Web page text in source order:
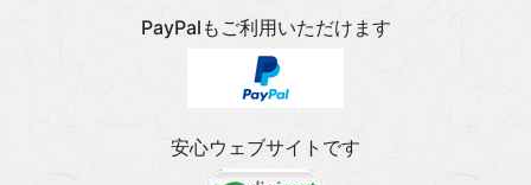
PayPalもご利用いただけます
安心ウェブサイトです